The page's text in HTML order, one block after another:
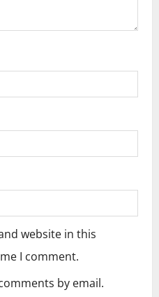
website in this
I comment.
by email.